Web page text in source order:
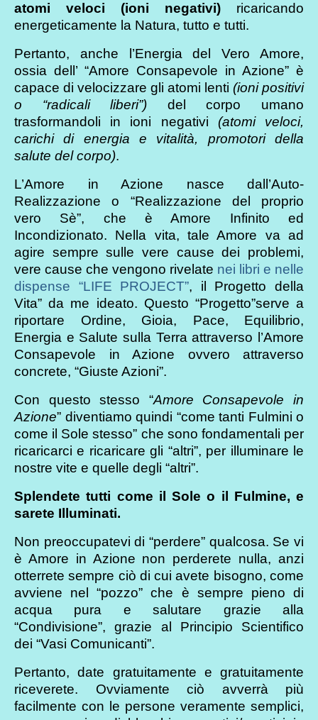
atomi veloci (ioni negativi) ricaricando
energeticamente la Natura, tutto e tutti.
Pertanto, anche l’Energia del Vero Amore,
ossia dell’ “Amore Consapevole in Azione” è
capace di velocizzare gli atomi lenti (ioni positivi
o “radicali liberi”) del corpo umano
trasformandoli in ioni negativi (atomi veloci,
carichi di energia e vitalità, promotori della
salute del corpo).
L’Amore in Azione nasce dall’Auto-
Realizzazione o “Realizzazione del proprio
vero Sè”, che è Amore Infinito ed
Incondizionato. Nella vita, tale Amore va ad
agire sempre sulle vere cause dei problemi,
vere cause che vengono rivelate nei libri e nelle
dispense “LIFE PROJECT”, il Progetto della
Vita” da me ideato. Questo “Progetto”serve a
riportare Ordine, Gioia, Pace, Equilibrio,
Energia e Salute sulla Terra attraverso l’Amore
Consapevole in Azione ovvero attraverso
concrete, “Giuste Azioni”.
Con questo stesso “Amore Consapevole in
Azione” diventiamo quindi “come tanti Fulmini o
come il Sole stesso” che sono fondamentali per
ricaricarci e ricaricare gli “altri”, per illuminare le
nostre vite e quelle degli “altri”.
Splendete tutti come il Sole o il Fulmine, e
sarete Illuminati.
Non preoccupatevi di “perdere” qualcosa. Se vi
è Amore in Azione non perderete nulla, anzi
otterrete sempre ciò di cui avete bisogno, come
avviene nel “pozzo” che è sempre pieno di
acqua pura e salutare grazie alla
“Condivisione”, grazie al Principio Scientifico
dei “Vasi Comunicanti”.
Pertanto, date gratuitamente e gratuitamente
riceverete. Ovviamente ciò avverrà più
facilmente con le persone veramente semplici,